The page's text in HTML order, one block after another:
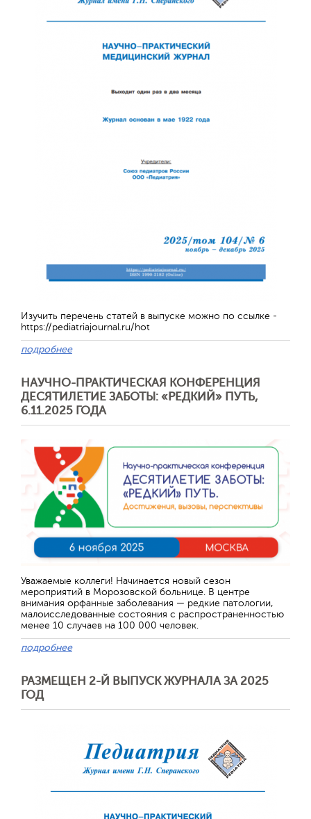
Изучить перечень статей в выпуске можно по ссылке -
https://pediatriajournal.ru/hot
подробнее
НАУЧНО-ПРАКТИЧЕСКАЯ КОНФЕРЕНЦИЯ
ДЕСЯТИЛЕТИЕ ЗАБОТЫ: «РЕДКИЙ» ПУТЬ,
6.11.2025 ГОДА
Уважаемые коллеги! Начинается новый сезон
мероприятий в Морозовской больнице. В центре
внимания орфанные заболевания — редкие патологии,
малоисследованные состояния с распространенностью
менее 10 случаев на 100 000 человек.
подробнее
РАЗМЕЩЕН 2-Й ВЫПУСК ЖУРНАЛА ЗА 2025
ГОД